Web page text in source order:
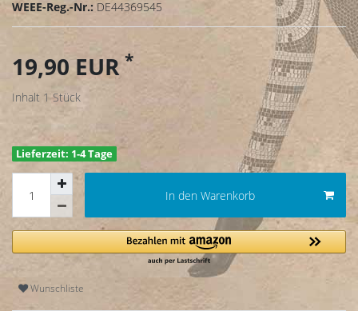
WEEE-Reg.-Nr.: DE44369545
19,90 EUR*
Inhalt 1Stück
Lieferzeit: 1-4 Tage
In den Warenkorb
Wunschliste